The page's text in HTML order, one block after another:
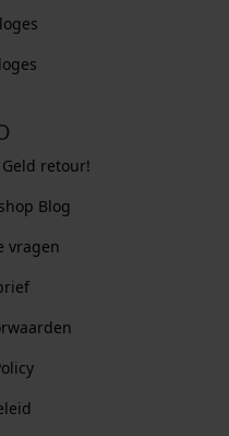
retour!
Blog
vragen